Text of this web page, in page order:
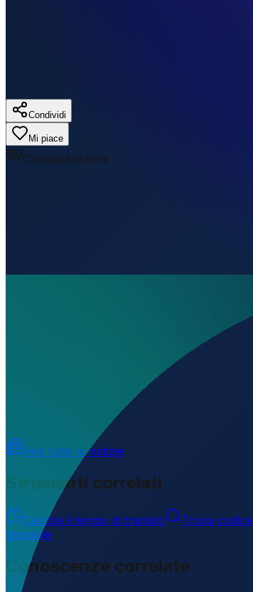
Condividi
Mi piace
0Visualizzazioni
Dove si trova El Purio Airport?▼
A che altitudine si trova El Purio Airport?
-79.88829
Vedi tutte le notizie
Strumenti correlati
Calcola il tempo di transito Trova
tassabile
Conoscenze correlate